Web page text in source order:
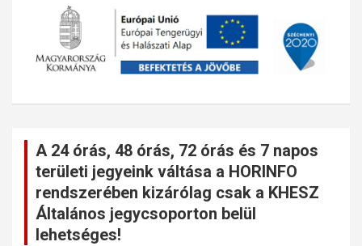
A 24 órás, 48 órás, 72 órás és 7 napos
területi jegyeink váltása a HORINFO
rendszerében kizárólag csak a KHESZ
Általános jegycsoporton belül
lehetséges!